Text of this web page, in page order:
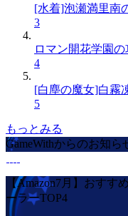
[水着]泡瀬満里南
3
ロマン開花学園
4
[白塵の魔女]白霧
5
もっとみる
GameWithからのお知ら
【Amazon7月】おすす
ーラーTOP4